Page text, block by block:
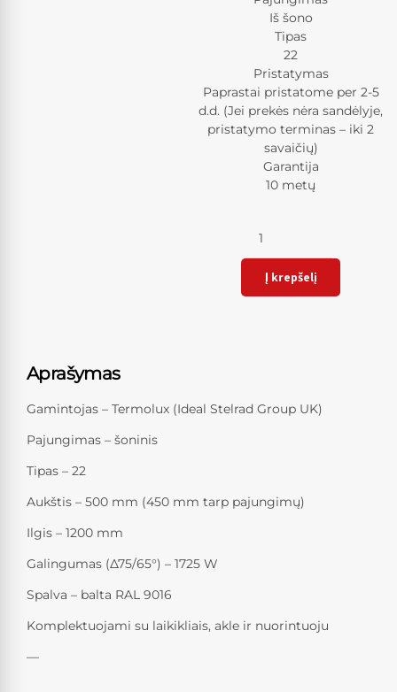
Iš šono
Tipas
22
Pristatymas
Paprastai pristatome per 2-5
d.d. (Jei prekės nėra sandėlyje,
pristatymo terminas – iki 2
savaičių)
Garantija
10 metų
Į krepšelį
Aprašymas
Gamintojas – Termolux (Ideal Stelrad Group UK)
Pajungimas – šoninis
Tipas – 22
Aukštis – 500 mm (450 mm tarp pajungimų)
Ilgis – 1200 mm
Galingumas (Δ75/65°) – 1725 W
Spalva – balta RAL 9016
Komplektuojami su laikikliais, akle ir nuorintuoju
—